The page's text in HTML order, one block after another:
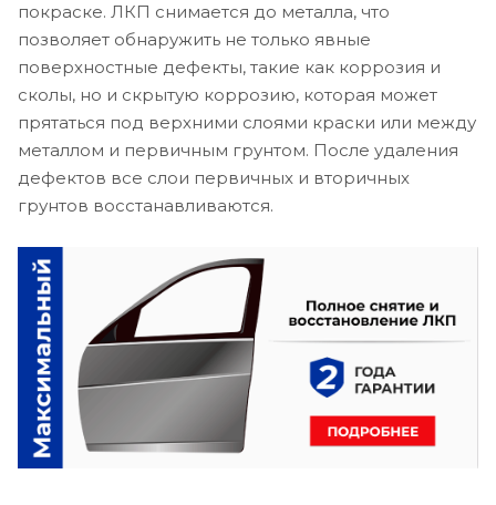
покраске. ЛКП снимается до металла, что
позволяет обнаружить не только явные
поверхностные дефекты, такие как коррозия и
сколы, но и скрытую коррозию, которая может
прятаться под верхними слоями краски или между
металлом и первичным грунтом. После удаления
дефектов все слои первичных и вторичных
грунтов восстанавливаются.